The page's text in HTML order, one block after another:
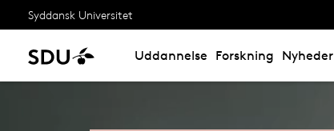
Syddansk Universitet
Uddannelse Forskning Nyheder